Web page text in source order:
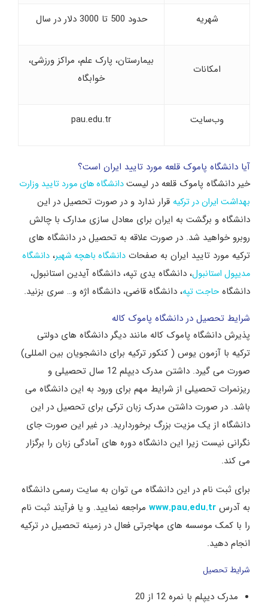
شهریه حدود 500 تا 3000 دلار در سال
امکانات
بیمارستان، پارک علم، مراکز ورزشی،
خوابگاه
وب‌سایت pau.edu.tr
آیا دانشگاه پاموک قلعه مورد تایید ایران است؟
خیر دانشگاه پاموک قلعه در لیستدانشگاه های مورد تایید وزارت
بهداشت ایران در ترکیه قرار ندارد و در صورت تحصیل در این
دانشگاه و برگشت به ایران برای معادل سازی مدارک با چالش
روبرو خواهید شد. در صورت علاقه به تحصیل در دانشگاه های
ترکیه مورد تایید ایران به صفحات دانشگاه باهچه شهیر، دانشگاه
مدیپول استانبول، دانشگاه یدی تپه، دانشگاه آیدین استانبول،
دانشگاه حاجت تپه، دانشگاه قاضی، دانشگاه اژه و… سری بزنید.
شرایط تحصیل در دانشگاه پاموک کاله
پذیرش دانشگاه پاموک کاله مانند دیگر دانشگاه های دولتی
ترکیه با آزمون یوس ( کنکور ترکیه برای دانشجویان بین المللی)
صورت می گیرد. داشتن مدرک دیپلم 12 سال تحصیلی و
ریزنمرات تحصیلی از شرایط مهم برای ورود به این دانشگاه می
باشد. در صورت داشتن مدرک زبان ترکی برای تحصیل در این
دانشگاه از یک مزیت بزرگ برخوردارید. در غیر این صورت جای
نگرانی نیست زیرا این دانشگاه دوره های آمادگی زبان را برگزار
می کند.
برای ثبت نام در این دانشگاه می توان به سایت رسمی دانشگاه
به آدرس www.pau.edu.tr مراجعه نمایید. و یا فرآیند ثبت نام
را با کمک موسسه های مهاجرتی فعال در زمینه تحصیل در ترکیه
انجام دهید.
شرایط تحصیل
مدرک دیپلم با نمره 12 از 20